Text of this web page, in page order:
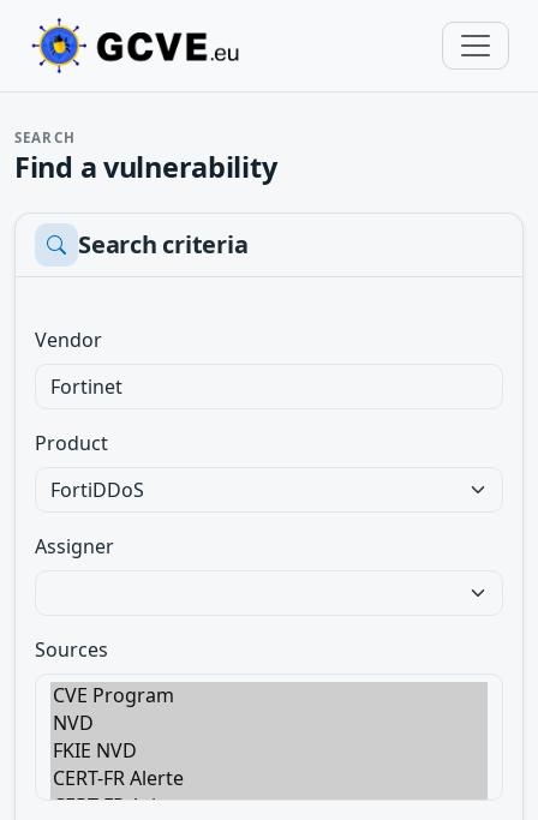
SEARCH
Find a vulnerability
Search criteria
Vendor
Product
Assigner
Sources